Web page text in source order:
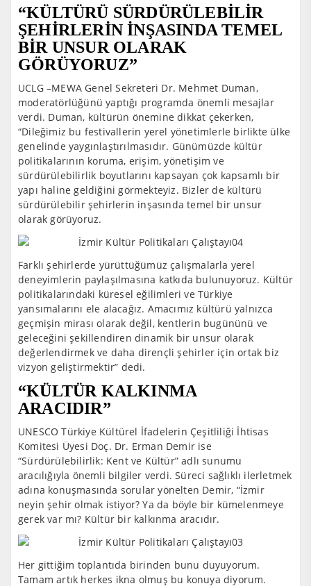
“KÜLTÜRÜ SÜRDÜRÜLEBİLİR
ŞEHİRLERİN İNŞASINDA TEMEL
BİR UNSUR OLARAK
GÖRÜYORUZ”
UCLG –MEWA Genel Sekreteri Dr. Mehmet Duman,
moderatörlüğünü yaptığı programda önemli mesajlar
verdi. Duman, kültürün önemine dikkat çekerken,
“Dileğimiz bu festivallerin yerel yönetimlerle birlikte ülke
genelinde yaygınlaştırılmasıdır. Günümüzde kültür
politikalarının koruma, erişim, yönetişim ve
sürdürülebilirlik boyutlarını kapsayan çok kapsamlı bir
yapı haline geldiğini görmekteyiz. Bizler de kültürü
sürdürülebilir şehirlerin inşasında temel bir unsur
olarak görüyoruz.
Farklı şehirlerde yürüttüğümüz çalışmalarla yerel
deneyimlerin paylaşılmasına katkıda bulunuyoruz. Kültür
politikalarındaki küresel eğilimleri ve Türkiye
yansımalarını ele alacağız. Amacımız kültürü yalnızca
geçmişin mirası olarak değil, kentlerin bugününü ve
geleceğini şekillendiren dinamik bir unsur olarak
değerlendirmek ve daha dirençli şehirler için ortak biz
vizyon geliştirmektir” dedi.
“KÜLTÜR KALKINMA
ARACIDIR”
UNESCO Türkiye Kültürel İfadelerin Çeşitliliği İhtisas
Komitesi Üyesi Doç. Dr. Erman Demir ise
“Sürdürülebilirlik: Kent ve Kültür” adlı sunumu
aracılığıyla önemli bilgiler verdi. Süreci sağlıklı ilerletmek
adına konuşmasında sorular yönelten Demir, “İzmir
neyin şehir olmak istiyor? Ya da böyle bir kümelenmeye
gerek var mı? Kültür bir kalkınma aracıdır.
Her gittiğim toplantıda birinden bunu duyuyorum.
Tamam artık herkes ikna olmuş bu konuya diyorum.